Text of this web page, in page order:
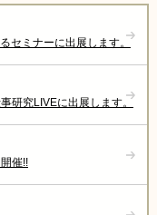
セミナーに出展します。
研究LIVEに出展します。
催!!